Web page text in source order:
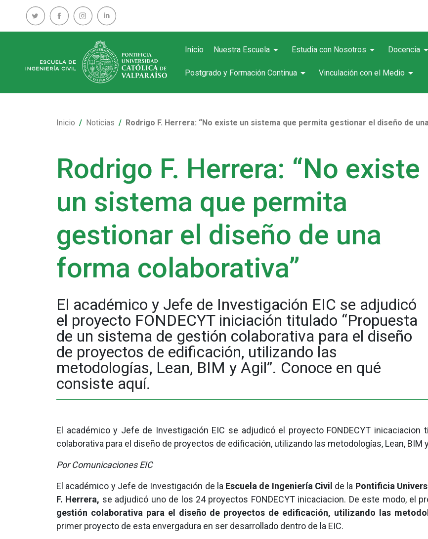
Inicio Nuestra Escuela arrow_drop_down Estudia con Nosotros arrow_drop_down Docencia arrow_drop_down
Postgrado y Formación Continua arrow_drop_down Vinculación con el Medio arrow_drop_down
Inicio Noticias Rodrigo F. Herrera: “No existe un sistema que permita gestionar el diseño de
Rodrigo F. Herrera: “No existe
un sistema que permita
gestionar el diseño de una
forma colaborativa”
El académico y Jefe de Investigación EIC se adjudicó
el proyecto FONDECYT iniciación titulado “Propuesta
de un sistema de gestión colaborativa para el diseño
de proyectos de edificación, utilizando las
metodologías, Lean, BIM y Agil”. Conoce en qué
consiste aquí.
El académico y Jefe de Investigación EIC se adjudicó el proyecto FONDECYT
colaborativa para el diseño de proyectos de edificación, utilizando las metodologías, Lean, BIM
Por Comunicaciones EIC
El académico y Jefe de Investigación de la Escuela de Ingeniería Civil de la Pontificia
F. Herrera, se adjudicó uno de los 24 proyectos FONDECYT inicaciacion. De este modo, el
gestión colaborativa para el diseño de proyectos de edificación, utilizando las
primer proyecto de esta envergadura en ser desarrollado dentro de la EIC.